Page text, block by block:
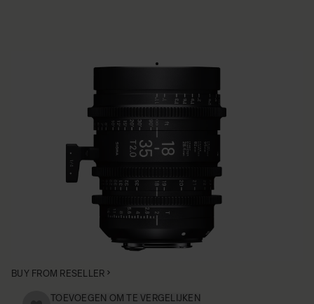
• Compact formaat. 180º Focusslag
• Super 35mm Format
• Gestandaardiseerds: Gear position, Color Correction,
Filter Size & Front Diameter
• Beschikbaar in Canon EF, Sony E-mount en PL mount
BUY FROM RESELLER
TOEVOEGEN OM TE VERGELIJKEN